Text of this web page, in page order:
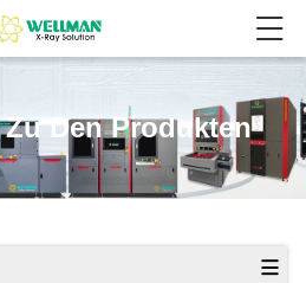
Den Produkten